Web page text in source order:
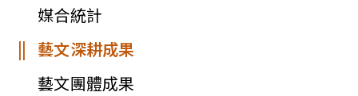
媒合統計
藝文深耕成果
藝文團體成果